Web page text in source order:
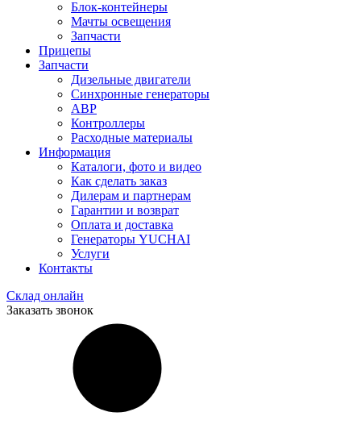
Блок-контейнеры
Мачты освещения
Запчасти
Прицепы
Запчасти
Дизельные двигатели
Синхронные генераторы
АВР
Контроллеры
Расходные материалы
Информация
Каталоги, фото и видео
Как сделать заказ
Дилерам и партнерам
Гарантии и возврат
Оплата и доставка
Генераторы YUCHAI
Услуги
Контакты
Склад онлайн
Заказать звонок